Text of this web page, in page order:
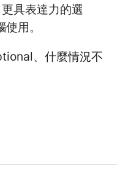
具表達力的選
用。
、什麼情況不